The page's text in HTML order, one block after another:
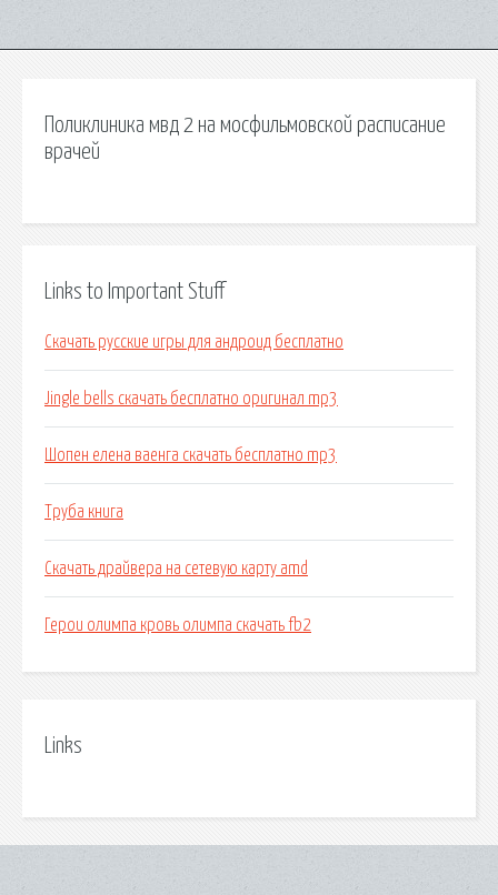
Поликлиника мвд 2 на мосфильмовской расписание
врачей
Links to Important Stuff
Скачать русские игры для андроид бесплатно
Jingle bells скачать бесплатно оригинал mp3
Шопен елена ваенга скачать бесплатно mp3
Труба книга
Скачать драйвера на сетевую карту amd
Герои олимпа кровь олимпа скачать fb2
Links